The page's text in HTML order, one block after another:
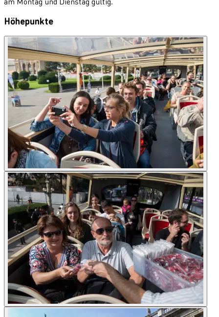
Höhepunkte